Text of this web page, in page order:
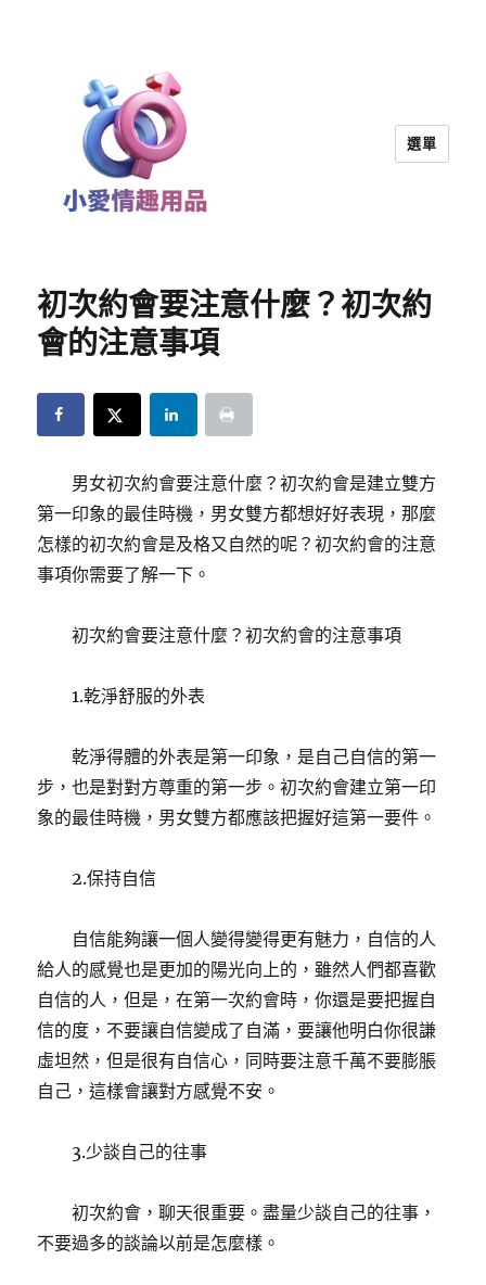
選單
初次約會要注意什麼？初次約
會的注意事項
男女初次約會要注意什麼？初次約會是建立雙方
第一印象的最佳時機，男女雙方都想好好表現，那麼
怎樣的初次約會是及格又自然的呢？初次約會的注意
事項你需要了解一下。
初次約會要注意什麼？初次約會的注意事項
1.乾淨舒服的外表
乾淨得體的外表是第一印象，是自己自信的第一
步，也是對對方尊重的第一步。初次約會建立第一印
象的最佳時機，男女雙方都應該把握好這第一要件。
2.保持自信
自信能夠讓一個人變得變得更有魅力，自信的人
給人的感覺也是更加的陽光向上的，雖然人們都喜歡
自信的人，但是，在第一次約會時，你還是要把握自
信的度，不要讓自信變成了自滿，要讓他明白你很謙
虛坦然，但是很有自信心，同時要注意千萬不要膨脹
自己，這樣會讓對方感覺不安。
3.少談自己的往事
初次約會，聊天很重要。盡量少談自己的往事，
不要過多的談論以前是怎麼樣。